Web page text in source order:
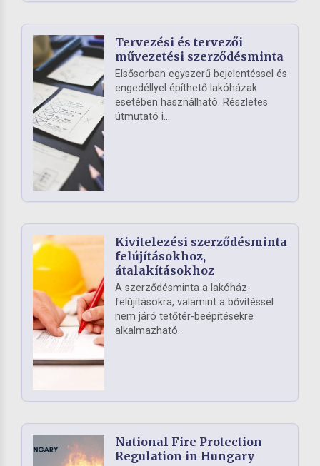
Tervezési és tervezői
művezetési szerződésminta
Elsősorban egyszerű bejelentéssel és
engedéllyel építhető lakóházak
esetében használható. Részletes
útmutató i...
Kivitelezési szerződésminta
felújításokhoz,
átalakításokhoz
A szerződésminta a lakóház-
felújításokra, valamint a bővítéssel
nem járó tetőtér-beépítésekre
alkalmazható.
National Fire Protection
Regulation in Hungary